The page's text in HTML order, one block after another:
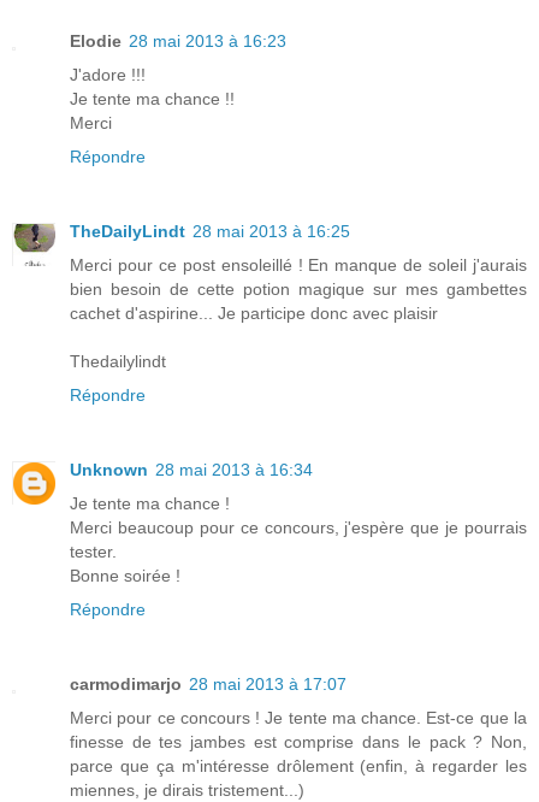
Elodie 28 mai 2013 à 16:23
J'adore !!!
Je tente ma chance !!
Merci
Répondre
TheDailyLindt 28 mai 2013 à 16:25
Merci pour ce post ensoleillé ! En manque de soleil j'aurais
bien besoin de cette potion magique sur mes gambettes
cachet d'aspirine... Je participe donc avec plaisir
Thedailylindt
Répondre
Unknown 28 mai 2013 à 16:34
Je tente ma chance !
Merci beaucoup pour ce concours, j'espère que je pourrais
tester.
Bonne soirée !
Répondre
carmodimarjo 28 mai 2013 à 17:07
Merci pour ce concours ! Je tente ma chance. Est-ce que la
finesse de tes jambes est comprise dans le pack ? Non,
parce que ça m'intéresse drôlement (enfin, à regarder les
miennes, je dirais tristement...)